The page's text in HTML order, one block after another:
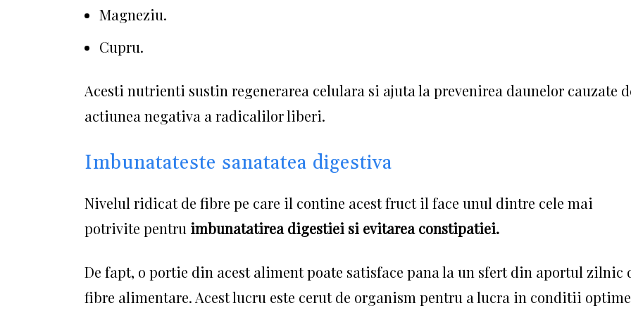
Magneziu.
Cupru.
Acesti nutrienti sustin regenerarea celulara si ajuta la prevenirea daunelor cauzate
actiunea negativa a radicalilor liberi.
Imbunatateste sanatatea digestiva
Nivelul ridicat de fibre pe care il contine acest fruct il face unul dintre cele mai
potrivite pentru imbunatatirea digestiei si evitarea constipatiei.
De fapt, o portie din acest aliment poate satisface pana la un sfert din aportul zilnic
fibre alimentare. Acest lucru este cerut de organism pentru a lucra in conditii